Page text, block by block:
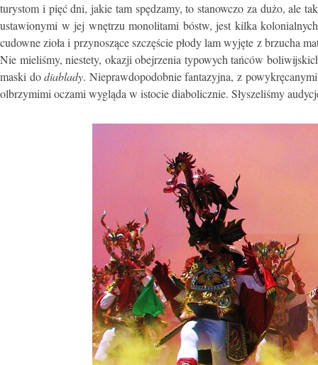
turystom i pięć dni, jakie tam spędzamy, to stanowczo za dużo, ale
ustawionymi w jej wnętrzu monolitami bóstw, jest kilka
cudowne zioła i przynoszące szczęście płody lam wyjęte z brzucha
Nie mieliśmy, niestety, okazji obejrzenia typowych tańców
maski dodiablady. Nieprawdopodobnie fantazyjna, z
olbrzymimi oczami wygląda w istocie diabolicznie. Słyszeliśmy